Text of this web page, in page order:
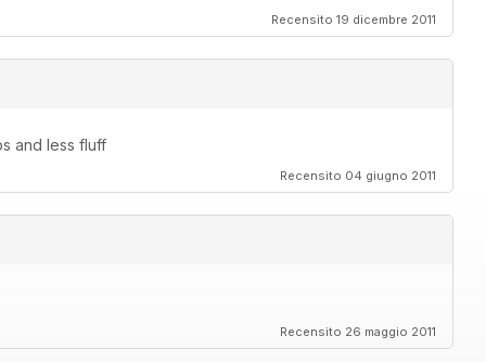
Recensito 19 dicembre 2011
and less fluff
Recensito 04 giugno 2011
Recensito 26 maggio 2011